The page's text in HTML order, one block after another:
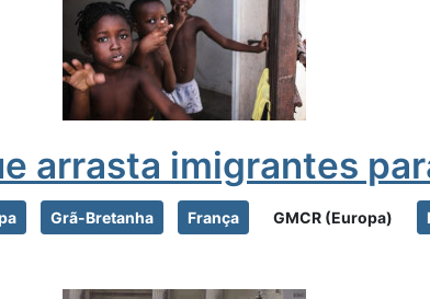
arrasta imigrantes
Grã-Bretanha França GMCR (Europa)